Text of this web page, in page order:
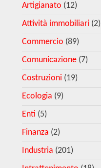
Artigianato (12)
Attività immobiliari (2)
Commercio (89)
Comunicazione (7)
Costruzioni (19)
Ecologia (9)
Enti (5)
Finanza (2)
Industria (201)